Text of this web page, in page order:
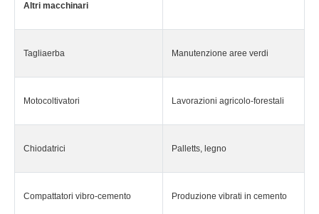
Altri macchinari
Tagliaerba Manutenzione aree verdi
Motocoltivatori Lavorazioni agricolo-forestali
Chiodatrici Palletts, legno
Compattatori vibro-cemento Produzione vibrati in cemento